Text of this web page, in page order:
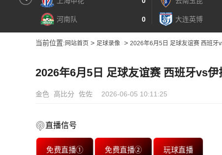
河南队 0 大连英博
当前位置: 网站首页 > 足球录像 > 2026年6月5日 足球友谊赛 西班牙
2026年6月5日 足球友谊赛 西班牙vs
金色 高比分 佐佐 2026-06-05 10:11:25
直播信号
免费直播① 免费直播② 玩球直播